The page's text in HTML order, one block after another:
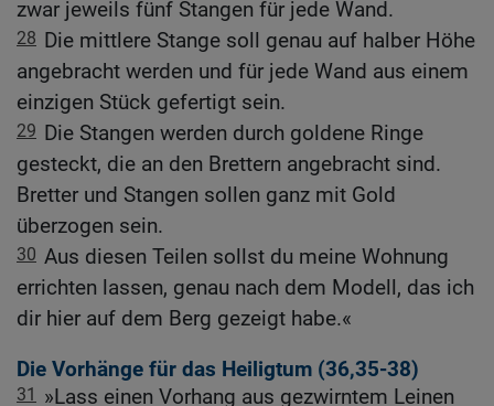
zwar jeweils fünf Stangen für jede Wand.
28 Die mittlere Stange soll genau auf halber Höhe
angebracht werden und für jede Wand aus einem
einzigen Stück gefertigt sein.
29 Die Stangen werden durch goldene Ringe
gesteckt, die an den Brettern angebracht sind.
Bretter und Stangen sollen ganz mit Gold
überzogen sein.
30 Aus diesen Teilen sollst du meine Wohnung
errichten lassen, genau nach dem Modell, das ich
dir hier auf dem Berg gezeigt habe.«
Die Vorhänge für das Heiligtum (36,35-38)
31 »Lass einen Vorhang aus gezwirntem Leinen